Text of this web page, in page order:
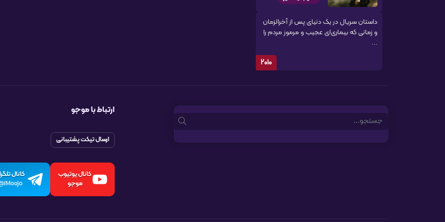
داستان سریال در یک دنیای پس از آخرالزمان
و زمانی که بیماری‌ای عجیب و مرموز مردم را
...
2010
Search
ارتباط با موجو
ارسال تیکت پشتیبانی
کانال یوتیوب
موجو
کانال
iMoojo@